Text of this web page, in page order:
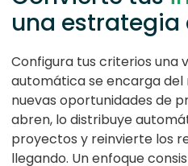
una
Configura tus criterios una
automática se encarga del
nuevas oportunidades de
abren, lo distribuye
proyectos y reinvierte los
llegando. Un enfoque